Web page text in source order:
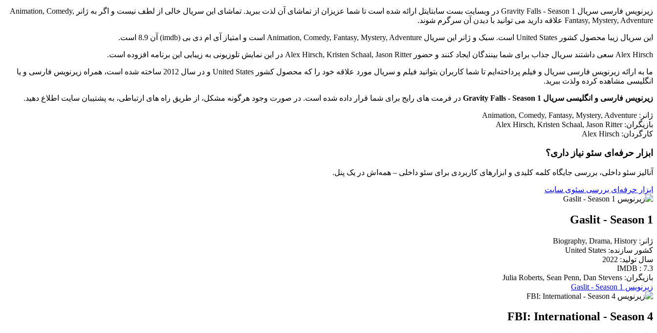
زیرنویس فارسی سریال Gravity Falls - Season 1 در وبسایت بست سابتایتل ارائه شده است تا شما عزیزان از تماشای آن لذت ببرید. تماشای این سریال خالی از لطف نیست و اگر به ژانر Animation, Comedy,
Fantasy, Mystery, Adventure علاقه دارید می توانید با دیدن آن سرگرم شوند.
این سریال زیبا محصول کشور United States است. سبک و ژانر این سریال Animation, Comedy, Fantasy, Mystery, Adventure است و امتیاز آی ام دی بی (imdb) آن 8.9 است.
Alex Hirsch سعی داشتند سریال جذاب برای شما بینندگان ایجاد کنند و حضور Alex Hirsch, Kristen Schaal, Jason Ritter در این نمایش تلوزیونی به زیبایی این برنامه افزوده است.
ما به ارائه زیرنویس فارسی سریال و فیلم پرداخته‌ایم تا شما کاربران بتوانید فیلم و سریال مورد علاقه خود را که محصول کشور United States و در سال 2012 ساخته شده است، همراه زیرنویس فارسی و یا
انگلیسی مشاهده کرده ولذت ببرید.
زیرنویس فارسی و انگلیسی سریال Gravity Falls - Season 1 در فرمت های رایج برای شما قرار داده شده است. در صورت وجود هرگونه مشکل، از طریق راه های ارتباطی، به پشتیبان سایت اطلاع دهید.
ژانر: Animation, Comedy, Fantasy, Mystery, Adventure
بازیگران: Alex Hirsch, Kristen Schaal, Jason Ritter
کارگردان: Alex Hirsch
ابزار حرفه‌ای سئو نیاز داری؟
آنالیز سئو داخلی، بررسی جایگاه کلمه کلیدی و ابزارهای کاربردی برای سئو داخلی – همه‌اش در یک پنل.
ابزار حرفه‌ای بررسی سئوی سایت
Gaslit - Season 1
ژانر: Biography, Drama, History
کشور سازنده: United States
سال تولید: 2022
IMDB : 7.3
بازیگران: Julia Roberts, Sean Penn, Dan Stevens
زیرنویس Gaslit - Season 1
FBI: International - Season 4